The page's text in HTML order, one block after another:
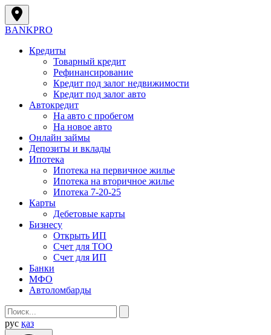
BANKPRO
Кредиты
Товарный кредит
Рефинансирование
Кредит под залог недвижимости
Кредит под залог авто
Автокредит
На авто с пробегом
На новое авто
Онлайн займы
Депозиты и вклады
Ипотека
Ипотека на первичное жилье
Ипотека на вторичное жилье
Ипотека 7-20-25
Карты
Дебетовые карты
Бизнесу
Открыть ИП
Cчет для ТОО
Счет для ИП
Банки
МФО
Автоломбарды
рус қаз